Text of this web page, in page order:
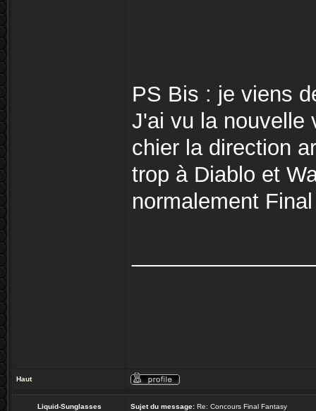
PS Bis : je viens
J'ai vu la nouvelle
chier la direction
trop à Diablo et
normalement
Haut
Liquid-Sunglasses Sujet du message: Re: Concours Final Fantasy